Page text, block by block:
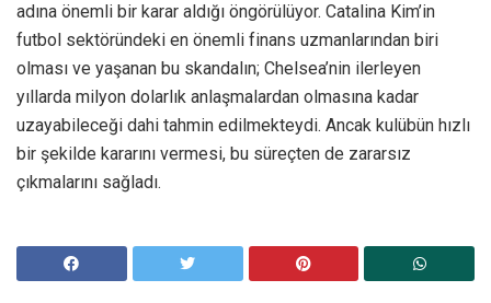
adına önemli bir karar aldığı öngörülüyor. Catalina Kim’in
futbol sektöründeki en önemli finans uzmanlarından biri
olması ve yaşanan bu skandalın; Chelsea’nin ilerleyen
yıllarda milyon dolarlık anlaşmalardan olmasına kadar
uzayabileceği dahi tahmin edilmekteydi. Ancak kulübün hızlı
bir şekilde kararını vermesi, bu süreçten de zararsız
çıkmalarını sağladı.